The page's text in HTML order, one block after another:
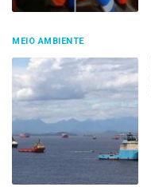
MEIO AMBIENTE